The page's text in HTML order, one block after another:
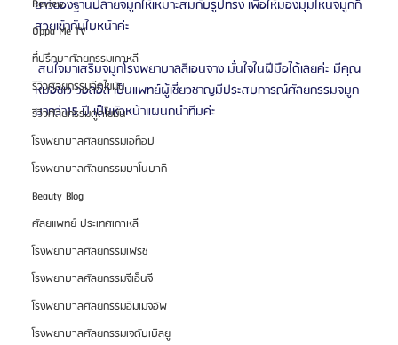
Review
Oppa Me TV
ที่ปรึกษาศัลยกรรมเกาหลี
รีวิวศัลยกรรมฉีดไขมัน
รีวิวศัลยกรรมดูดไขมัน
โรงพยาบาลศัลยกรรมเอท็อป
โรงพยาบาลศัลยกรรมบาโนบากิ
Beauty Blog
ศัลยแพทย์ ประเทศเกาหลี
โรงพยาบาลศัลยกรรมเฟรช
โรงพยาบาลศัลยกรรมจีเอ็นจี
โรงพยาบาลศัลยกรรมอิมเมจอัพ
โรงพยาบาลศัลยกรรมเจดับเบิลยู
ยาวของฐานปลายจมูกให้เหมาะสมกับรูปทรง เพื่อให้มองมุมไหนจมูกก็
สวยเข้ากับใบหน้าค่ะ
สนใจมาเสริมจมูกโรงพยาบาลลีเอนจาง มั่นใจในฝีมือได้เลยค่ะ มีคุณ
หมอชเว วอลอิล เป็นแพทย์ผู้เชี่ยวชาญมีประสบการณ์ศัลยกรรมจมูก
มากว่า15 ปี เป็นหัวหน้าแผนกนำทีมค่ะ